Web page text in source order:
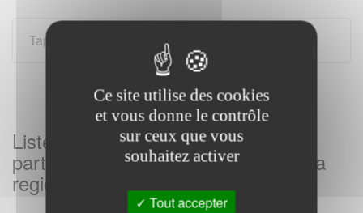
Listes des Services des impôts aux
particuliers sur COURTILLERS et sa
region
Ce site utilise des cookies
et vous donne le contrôle
sur ceux que vous
souhaitez activer
Tout accepter